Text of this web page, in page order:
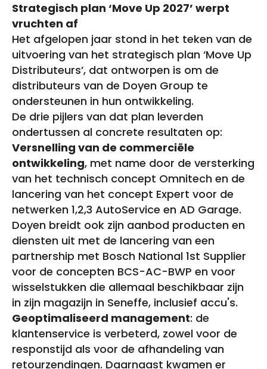
Strategisch plan ‘Move Up 2027’ werpt
vruchten af
Het afgelopen jaar stond in het teken van de
uitvoering van het strategisch plan ‘Move Up
Distributeurs’, dat ontworpen is om de
distributeurs van de Doyen Group te
ondersteunen in hun ontwikkeling.
De drie pijlers van dat plan leverden
ondertussen al concrete resultaten op:
Versnelling van de commerciële
ontwikkeling, met name door de versterking
van het technisch concept Omnitech en de
lancering van het concept Expert voor de
netwerken 1,2,3 AutoService en AD Garage.
Doyen breidt ook zijn aanbod producten en
diensten uit met de lancering van een
partnership met Bosch National 1st Supplier
voor de concepten BCS-AC-BWP en voor
wisselstukken die allemaal beschikbaar zijn
in zijn magazijn in Seneffe, inclusief accu's.
Geoptimaliseerd management: de
klantenservice is verbeterd, zowel voor de
responstijd als voor de afhandeling van
retourzendingen. Daarnaast kwamen er